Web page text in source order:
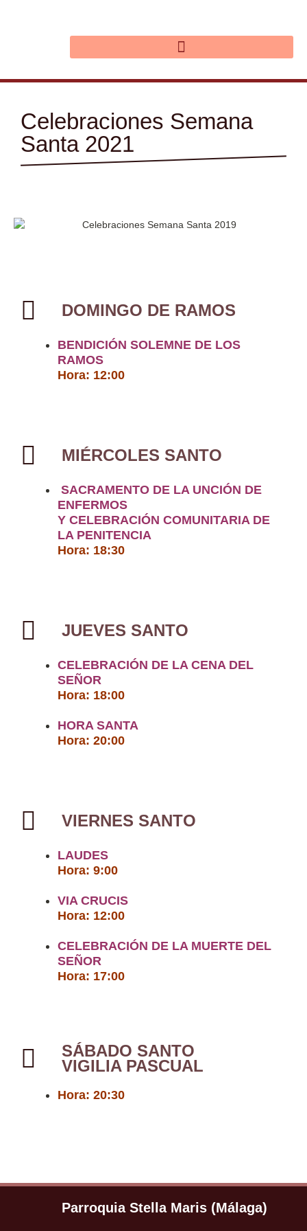
Celebraciones Semana
Santa 2021
DOMINGO DE RAMOS
BENDICIÓN SOLEMNE DE LOS
RAMOS
Hora: 12:00
MIÉRCOLES SANTO
SACRAMENTO DE LA UNCIÓN DE
ENFERMOS
Y CELEBRACIÓN COMUNITARIA DE
LA PENITENCIA
Hora: 18:30
JUEVES SANTO
CELEBRACIÓN DE LA CENA DEL
SEÑOR
Hora: 18:00
HORA SANTA
Hora: 20:00
VIERNES SANTO
LAUDES
Hora: 9:00
VIA CRUCIS
Hora: 12:00
CELEBRACIÓN DE LA MUERTE DEL
SEÑOR
Hora: 17:00
SÁBADO SANTO
VIGILIA PASCUAL
Hora: 20:30
Parroquia Stella Maris (Málaga)